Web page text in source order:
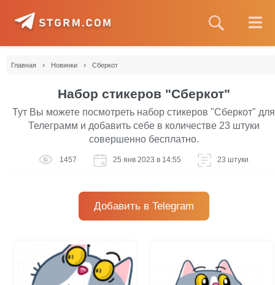
Главная › Новинки › Сберкот
Набор стикеров "Сберкот"
Тут Вы можете посмотреть набор стикеров "Сберкот" для
Телеграмм и добавить себе в количестве 23 штуки
совершенно бесплатно.
1457 25 янв 2023 в 14:55 23 штуки
Добавить в Telegram